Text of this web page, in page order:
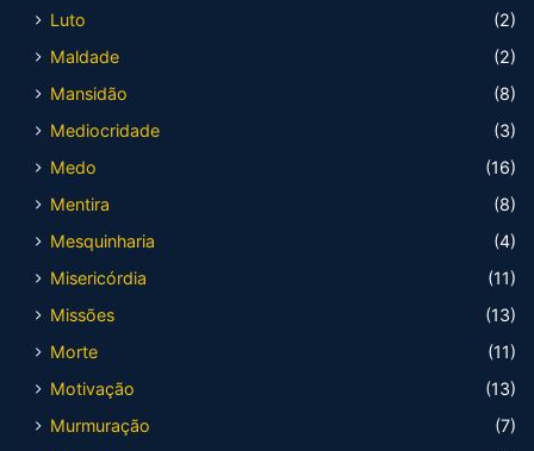
Luto
(2)
Maldade
(2)
Mansidão
(8)
Mediocridade
(3)
Medo
(16)
Mentira
(8)
Mesquinharia
(4)
Misericórdia
(11)
Missões
(13)
Morte
(11)
Motivação
(13)
Murmuração
(7)